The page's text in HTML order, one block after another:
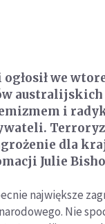
we
australijskich
i
dla
Julie
największe
Nie